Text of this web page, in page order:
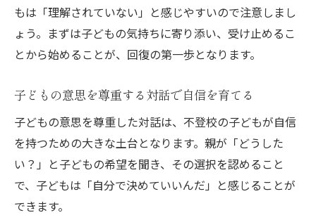
もは「理解されていない」と感じやすいので注意しまし
ょう。まずは子どもの気持ちに寄り添い、受け止めるこ
とから始めることが、回復の第一歩となります。
子どもの意思を尊重する対話で自信を育てる
子どもの意思を尊重した対話は、不登校の子どもが自信
を持つための大きな土台となります。親が「どうした
い？」と子どもの希望を聞き、その選択を認めること
で、子どもは「自分で決めていいんだ」と感じることが
できます。